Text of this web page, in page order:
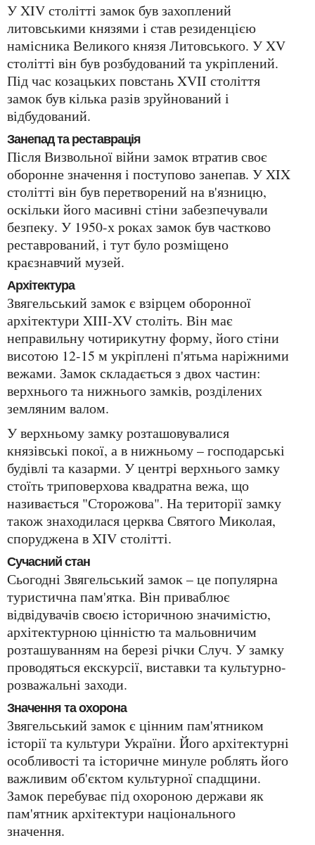
У XIV столітті замок був захоплений
литовськими князями і став резиденцією
намісника Великого князя Литовського. У XV
столітті він був розбудований та укріплений.
Під час козацьких повстань XVII століття
замок був кілька разів зруйнований і
відбудований.
Занепад та реставрація
Після Визвольної війни замок втратив своє
оборонне значення і поступово занепав. У XIX
столітті він був перетворений на в'язницю,
оскільки його масивні стіни забезпечували
безпеку. У 1950-х роках замок був частково
реставрований, і тут було розміщено
краєзнавчий музей.
Архітектура
Звягельський замок є взірцем оборонної
архітектури XIII-XV століть. Він має
неправильну чотирикутну форму, його стіни
висотою 12-15 м укріплені п'ятьма наріжними
вежами. Замок складається з двох частин:
верхнього та нижнього замків, розділених
земляним валом.
У верхньому замку розташовувалися
князівські покої, а в нижньому – господарські
будівлі та казарми. У центрі верхнього замку
стоїть триповерхова квадратна вежа, що
називається "Сторожова". На території замку
також знаходилася церква Святого Миколая,
споруджена в XIV столітті.
Сучасний стан
Сьогодні Звягельський замок – це популярна
туристична пам'ятка. Він приваблює
відвідувачів своєю історичною значимістю,
архітектурною цінністю та мальовничим
розташуванням на березі річки Случ. У замку
проводяться екскурсії, виставки та культурно-
розважальні заходи.
Значення та охорона
Звягельський замок є цінним пам'ятником
історії та культури України. Його архітектурні
особливості та історичне минуле роблять його
важливим об'єктом культурної спадщини.
Замок перебуває під охороною держави як
пам'ятник архітектури національного
значення.